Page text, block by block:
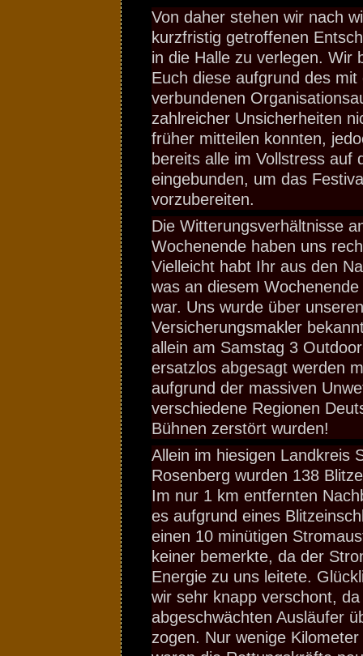
Von daher stehen wir nach
kurzfristig getroffenen
in die Halle zu verlegen. Wir
Euch diese aufgrund des
verbundenen
zahlreicher Unsicherheiten
früher mitteilen konnten,
bereits alle im Vollstress auf
eingebunden, um das
vorzubereiten.
Die Witterungsverhältnisse
Wochenende haben uns
Vielleicht habt Ihr aus den
was an diesem
war. Uns wurde über unseren
Versicherungsmakler
allein am Samstag 3
ersatzlos abgesagt werden
aufgrund der massiven
verschiedene Regionen
Bühnen zerstört wurden!
Allein im hiesigen Landkreis
Rosenberg wurden 138
Im nur 1 km entfernten
es aufgrund eines
einen 10 minütigen
keiner bemerkte, da der
Energie zu uns leitete.
wir sehr knapp verschont, da
abgeschwächten Ausläufer
zogen. Nur wenige